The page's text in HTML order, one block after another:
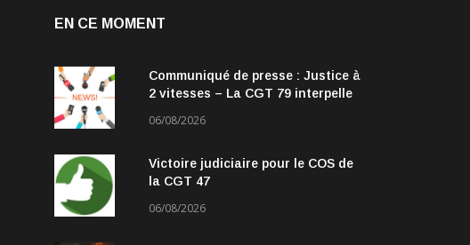
EN CE MOMENT
Communiqué de presse : Justice à
2 vitesses – La CGT 79 interpelle
06/08/2026
Victoire judiciaire pour le COS de
la CGT 47
06/08/2026